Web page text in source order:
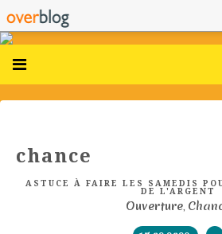
chance
ASTUCE À FAIRE LES SAMEDIS
DE L'ARGENT
Ouverture